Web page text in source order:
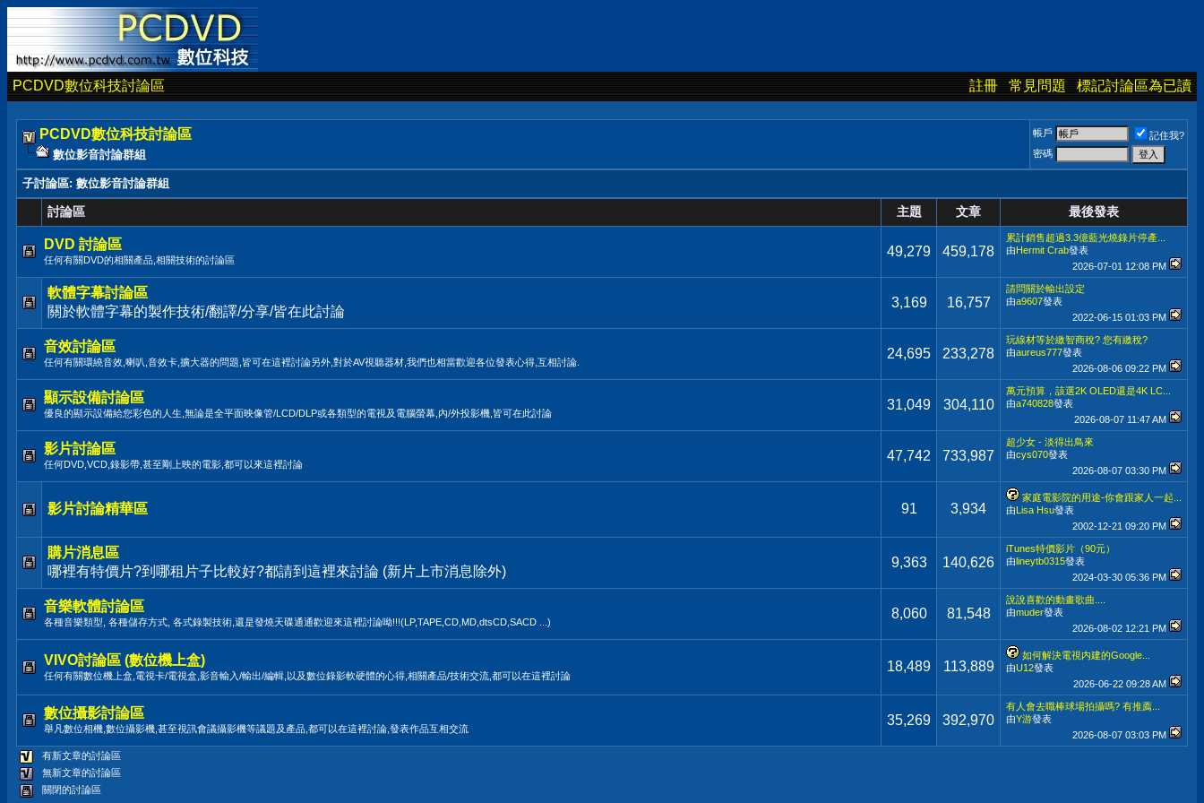
PCDVD數位科技討論區 註冊 常見問題 標記討論區為已讀
PCDVD數位科技討論區
數位影音討論群組
帳戶
記住我?
密碼
子討論區: 數位影音討論群組
討論區 主題 文章 最後發表
DVD 討論區
任何有關DVD的相關產品,相關技術的討論區
49,279 459,178
累計銷售超過3.3億藍光燒錄片停產...
由Hermit Crab發表
2026-07-01 12:08 PM
軟體字幕討論區
關於軟體字幕的製作技術/翻譯/分享/皆在此討論
3,169 16,757
請問關於輸出設定
由a9607發表
2022-06-15 01:03 PM
音效討論區
任何有關環繞音效,喇叭,音效卡,擴大器的問題,皆可在這裡討論另外,對於AV視聽器材,我們也相當歡迎各位發表心得,互相討論.
24,695 233,278
玩線材等於繳智商稅? 您有繳稅?
由aureus777發表
2026-08-06 09:22 PM
顯示設備討論區
優良的顯示設備給您彩色的人生,無論是全平面映像管/LCD/DLP或各類型的電視及電腦螢幕,內/外投影機,皆可在此討論
31,049 304,110
萬元預算，該選2K OLED還是4K LC...
由a740828發表
2026-08-07 11:47 AM
影片討論區
任何DVD,VCD,錄影帶,甚至剛上映的電影,都可以來這裡討論
47,742 733,987
超少女 - 淡得出鳥來
由cys070發表
2026-08-07 03:30 PM
影片討論精華區 91 3,934
家庭電影院的用途-你會跟家人一起...
由Lisa Hsu發表
2002-12-21 09:20 PM
購片消息區
哪裡有特價片?到哪租片子比較好?都請到這裡來討論 (新片上市消息除外)
9,363 140,626
iTunes特價影片（90元）
由lineytb0315發表
2024-03-30 05:36 PM
音樂軟體討論區
各種音樂類型, 各種儲存方式, 各式錄製技術,還是發燒天碟通通歡迎來這裡討論呦!!!(LP,TAPE,CD,MD,dtsCD,SACD ...)
8,060 81,548
說說喜歡的動畫歌曲....
由muder發表
2026-08-02 12:21 PM
VIVO討論區 (數位機上盒)
任何有關數位機上盒,電視卡/電視盒,影音輸入/輸出/編輯,以及數位錄影軟硬體的心得,相關產品/技術交流,都可以在這裡討論
18,489 113,889
如何解決電視内建的Google...
由U12發表
2026-06-22 09:28 AM
數位攝影討論區
舉凡數位相機,數位攝影機,甚至視訊會議攝影機等議題及產品,都可以在這裡討論,發表作品互相交流
35,269 392,970
有人會去職棒球場拍攝嗎? 有推薦...
由Y游發表
2026-08-07 03:03 PM
有新文章的討論區
無新文章的討論區
關閉的討論區